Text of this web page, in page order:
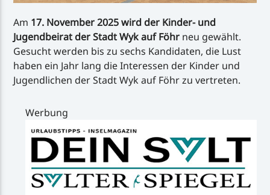
Am 17. November 2025 wird der Kinder- und
Jugendbeirat der Stadt Wyk auf Föhr neu gewählt.
Gesucht werden bis zu sechs Kandidaten, die Lust
haben ein Jahr lang die Interessen der Kinder und
Jugendlichen der Stadt Wyk auf Föhr zu vertreten.
Werbung